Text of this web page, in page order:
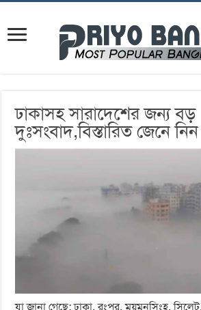
ঢাকাসহ সারাদেশের জন্য বড়
দুঃসংবাদ,বিস্তারিত জেনে নিন
যা জানা গেছে: ঢাকা, রংপুর, ময়মনসিংহ,